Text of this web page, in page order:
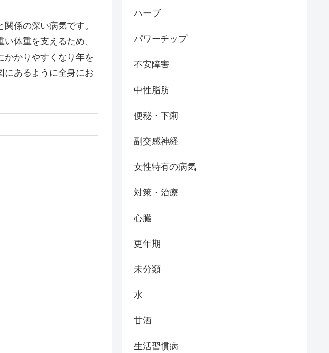
係の深い病気です。
体重を支えるため、
かかりやすくなり年を
にあるように全身にお
ハーブ
パワーチップ
不安障害
中性脂肪
便秘・下痢
副交感神経
女性特有の病気
対策・治療
心臓
更年期
未分類
水
甘酒
生活習慣病